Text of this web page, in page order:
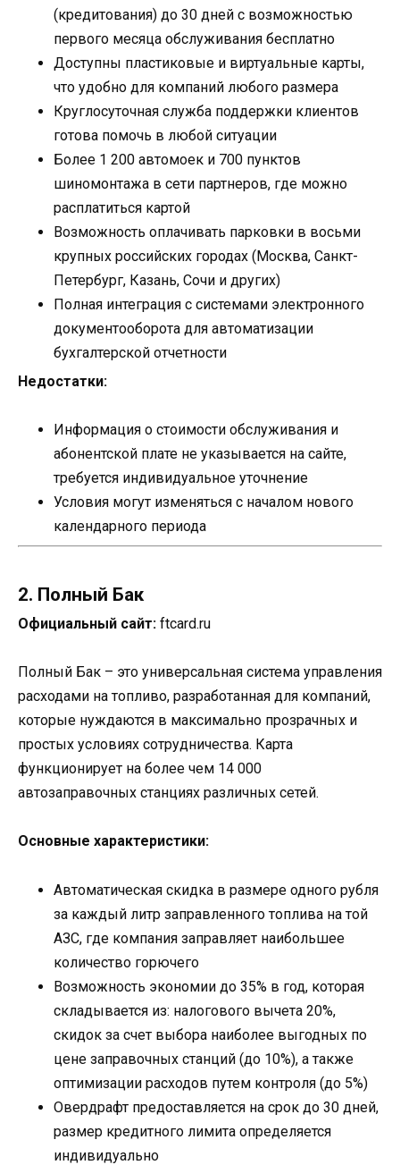
(кредитования) до 30 дней с возможностью
первого месяца обслуживания бесплатно
Доступны пластиковые и виртуальные карты,
что удобно для компаний любого размера
Круглосуточная служба поддержки клиентов
готова помочь в любой ситуации
Более 1 200 автомоек и 700 пунктов
шиномонтажа в сети партнеров, где можно
расплатиться картой
Возможность оплачивать парковки в восьми
крупных российских городах (Москва, Санкт-
Петербург, Казань, Сочи и других)
Полная интеграция с системами электронного
документооборота для автоматизации
бухгалтерской отчетности
Недостатки:
Информация о стоимости обслуживания и
абонентской плате не указывается на сайте,
требуется индивидуальное уточнение
Условия могут изменяться с началом нового
календарного периода
2. Полный Бак
Официальный сайт: ftcard.ru
Полный Бак – это универсальная система управления
расходами на топливо, разработанная для компаний,
которые нуждаются в максимально прозрачных и
простых условиях сотрудничества. Карта
функционирует на более чем 14 000
автозаправочных станциях различных сетей.
Основные характеристики:
Автоматическая скидка в размере одного рубля
за каждый литр заправленного топлива на той
АЗС, где компания заправляет наибольшее
количество горючего
Возможность экономии до 35% в год, которая
складывается из: налогового вычета 20%,
скидок за счет выбора наиболее выгодных по
цене заправочных станций (до 10%), а также
оптимизации расходов путем контроля (до 5%)
Овердрафт предоставляется на срок до 30 дней,
размер кредитного лимита определяется
индивидуально